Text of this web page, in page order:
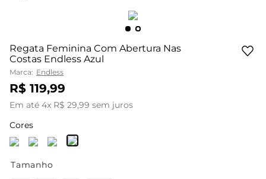
Regata Feminina Com Abertura Nas
Costas Endless Azul
Marca: Endless
R$ 119,99
Em até 4x R$ 29,99 sem juros
Cores
Tamanho